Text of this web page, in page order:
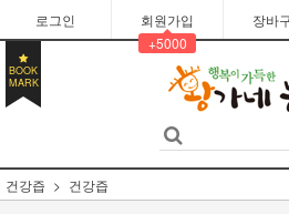
로그인
회원가입
+5000
장바
BOOK
MARK
건강즙 건강즙